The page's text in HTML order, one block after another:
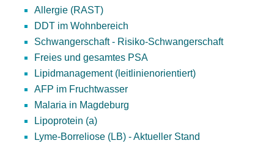
Allergie (RAST)
DDT im Wohnbereich
Schwangerschaft - Risiko-Schwangerschaft
Freies und gesamtes PSA
Lipidmanagement (leitlinienorientiert)
AFP im Fruchtwasser
Malaria in Magdeburg
Lipoprotein (a)
Lyme-Borreliose (LB) - Aktueller Stand